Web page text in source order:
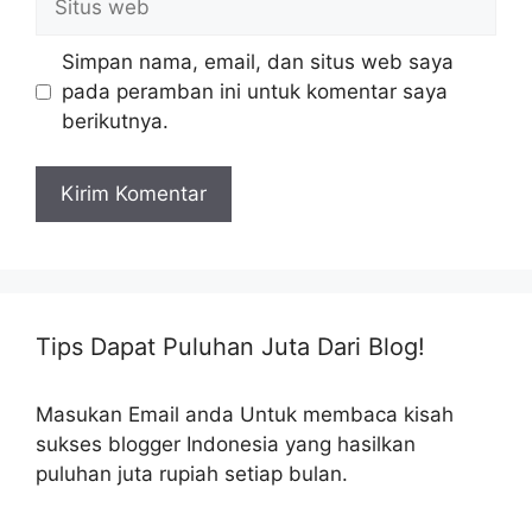
web
Simpan nama, email, dan situs web saya
pada peramban ini untuk komentar saya
berikutnya.
Tips Dapat Puluhan Juta Dari Blog!
Masukan Email anda Untuk membaca kisah
sukses blogger Indonesia yang hasilkan
puluhan juta rupiah setiap bulan.